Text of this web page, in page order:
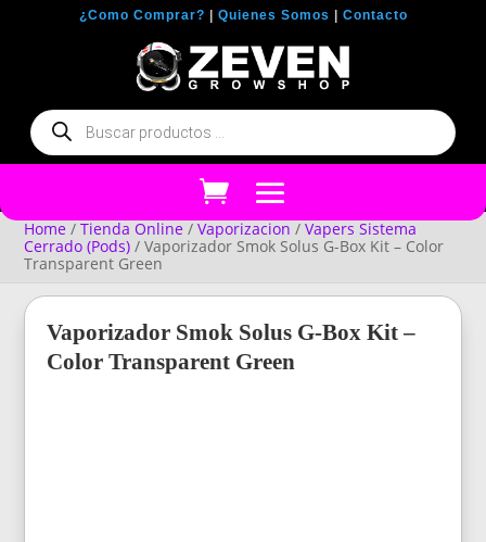
¿Como Comprar? Quienes Somos Contacto
Búsqueda
de
productos
Home /Tienda Online /Vaporizacion /Vapers Sistema
Cerrado (Pods) / Vaporizador Smok Solus G-Box Kit – Color
Transparent Green
Vaporizador Smok Solus G-Box Kit –
Color Transparent Green